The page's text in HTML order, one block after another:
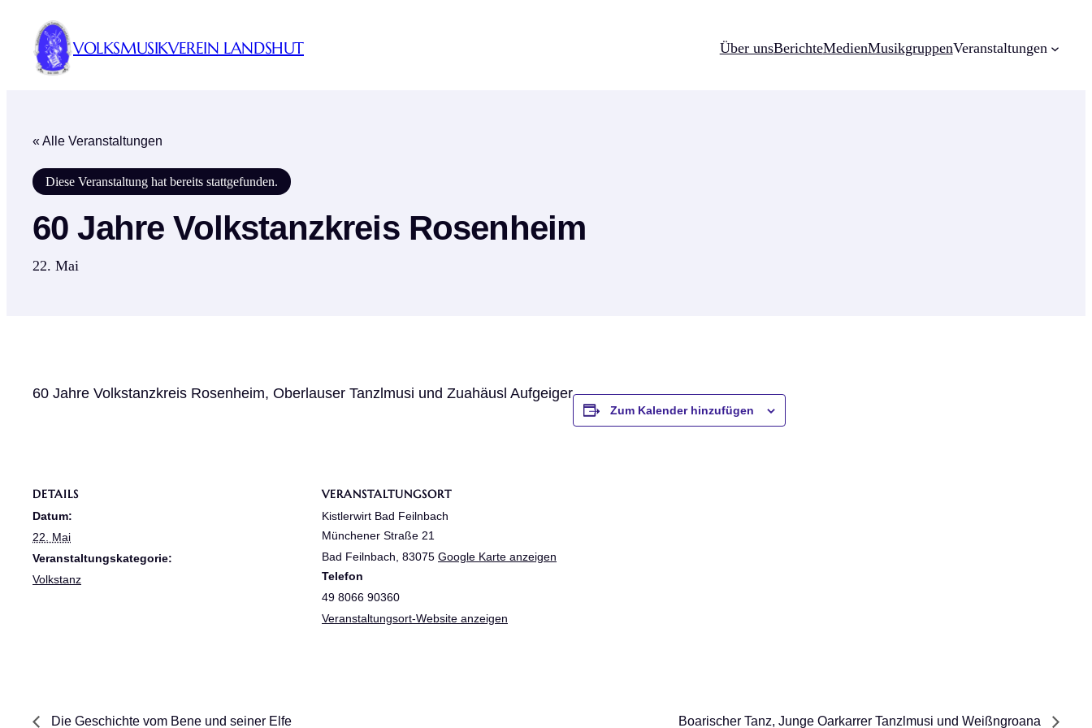
VOLKSMUSIKVEREIN LANDSHUT Über unsBerichteMedienMusikgruppenVeranstaltungen
« Alle Veranstaltungen
Diese Veranstaltung hat bereits stattgefunden.
60 Jahre Volkstanzkreis Rosenheim
22. Mai
60 Jahre Volkstanzkreis Rosenheim, Oberlauser Tanzlmusi und Zuahäusl Aufgeiger
Zum Kalender hinzufügen
DETAILS
Datum:
22. Mai
Veranstaltungskategorie:
Volkstanz
VERANSTALTUNGSORT
Kistlerwirt Bad Feilnbach
Münchener Straße 21
Bad Feilnbach, 83075 Google Karte anzeigen
Telefon
49 8066 90360
Veranstaltungsort-Website anzeigen
Die Geschichte vom Bene und seiner Elfe Boarischer Tanz, Junge Oarkarrer Tanzlmusi und Weißngroana